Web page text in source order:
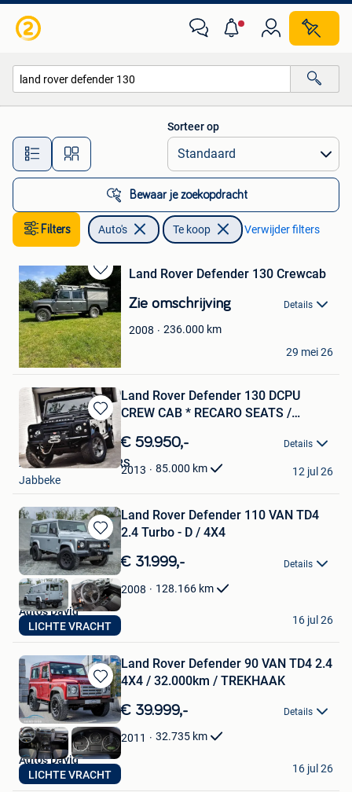
Alle afstanden…
Sorteer op
Bewaar je zoekopdracht
Filters Auto's Te koop Verwijder filters
Bewaren
in
Mijn
Favorieten
Land Rover Defender 130 Crewcab
Zie omschrijving Details
2008 236.000 km
Landsend 4x4
Sint-Jansteen
29 mei 26
Bewaren
in
Mijn
Favorieten
Land Rover Defender 130 DCPU
CREW CAB * RECARO SEATS /
€ 59.950,- Details
2013 85.000 km
XOTO PREMIUM CARS
Jabbeke
12 jul 26
Bewaren
in
Mijn
Favorieten
LICHTE VRACHT
Land Rover Defender 110 VAN TD4
2.4 Turbo - D / 4X4
€ 31.999,- Details
2008 128.166 km
Auto's David
Lebbeke
16 jul 26
Bewaren
in
Mijn
Favorieten
LICHTE VRACHT
Land Rover Defender 90 VAN TD4 2.4
4X4 / 32.000km / TREKHAAK
€ 39.999,- Details
2011 32.735 km
Auto's David
Lebbeke
16 jul 26